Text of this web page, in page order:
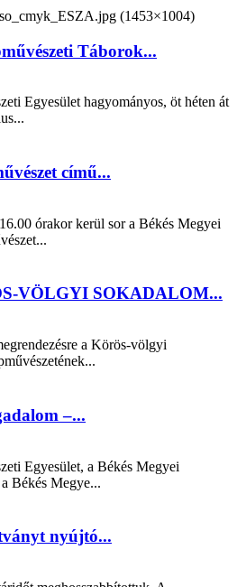
Táborok...
Egyesület hagyományos, öt héten át
című...
órakor kerül sor a Békés Megyei
VÖLGYI SOKADALOM...
a Körös-völgyi
–...
Egyesület, a Békés Megyei
Békés Megye...
nyújtó...